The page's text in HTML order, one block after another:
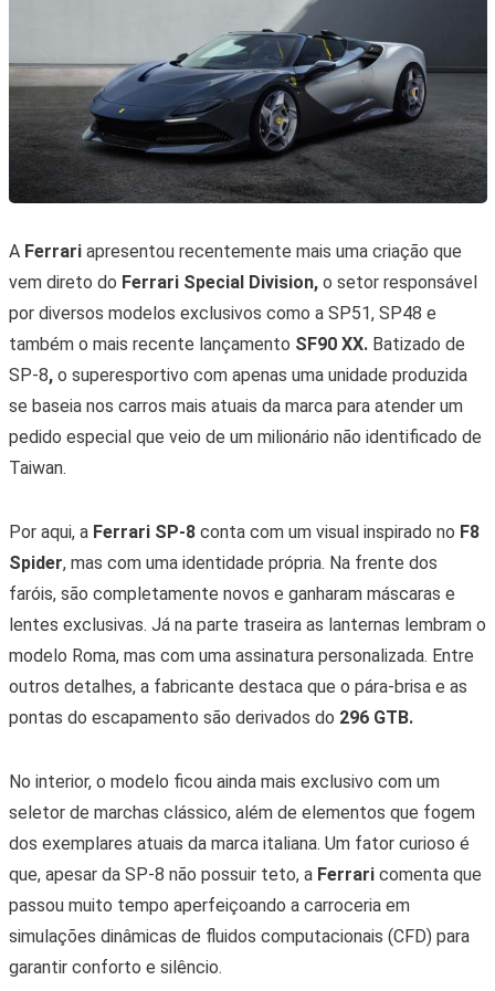
A Ferrari apresentou recentemente mais uma criação que
vem direto do Ferrari Special Division,o setor responsável
por diversos modelos exclusivos como a SP51, SP48 e
também o mais recente lançamento SF90 XX.Batizado de
SP-8,o superesportivo com apenas uma unidade produzida
se baseia nos carros mais atuais da marca para atender um
pedido especial que veio de um milionário não identificado de
Taiwan.
Por aqui, a Ferrari SP-8 conta com um visual inspirado no F8
Spider, mas com uma identidade própria. Na frente dos
faróis, são completamente novos e ganharam máscaras e
lentes exclusivas. Já na parte traseira as lanternas lembram o
modelo Roma, mas com uma assinatura personalizada. Entre
outros detalhes, a fabricante destaca que o pára-brisa e as
pontas do escapamento são derivados do 296 GTB.
No interior, o modelo ficou ainda mais exclusivo com um
seletor de marchas clássico, além de elementos que fogem
dos exemplares atuais da marca italiana. Um fator curioso é
que, apesar da SP-8 não possuir teto, a Ferrari comenta que
passou muito tempo aperfeiçoando a carroceria em
simulações dinâmicas de fluidos computacionais (CFD) para
garantir conforto e silêncio.